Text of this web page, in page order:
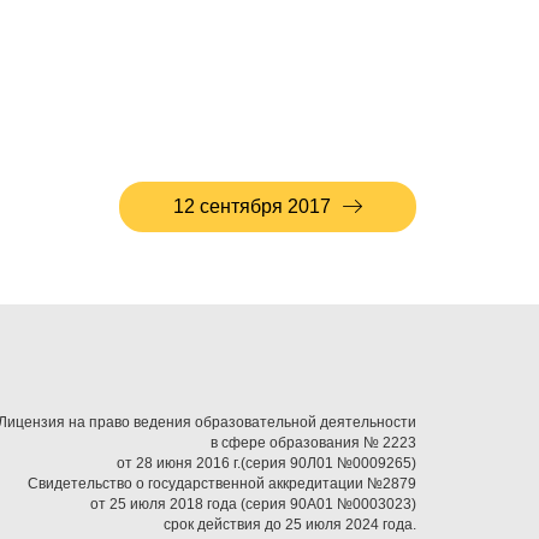
12 сентября 2017
на право ведения образовательной деятельности
в сфере образования № 2223
от 28 июня 2016 г.(серия 90Л01 №0009265)
Свидетельство о государственной аккредитации №2879
от 25 июля 2018 года (серия 90А01 №0003023)
срок действия до 25 июля 2024 года.